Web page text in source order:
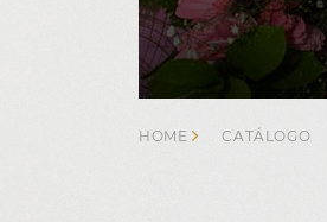
HOME CATÁLOGO